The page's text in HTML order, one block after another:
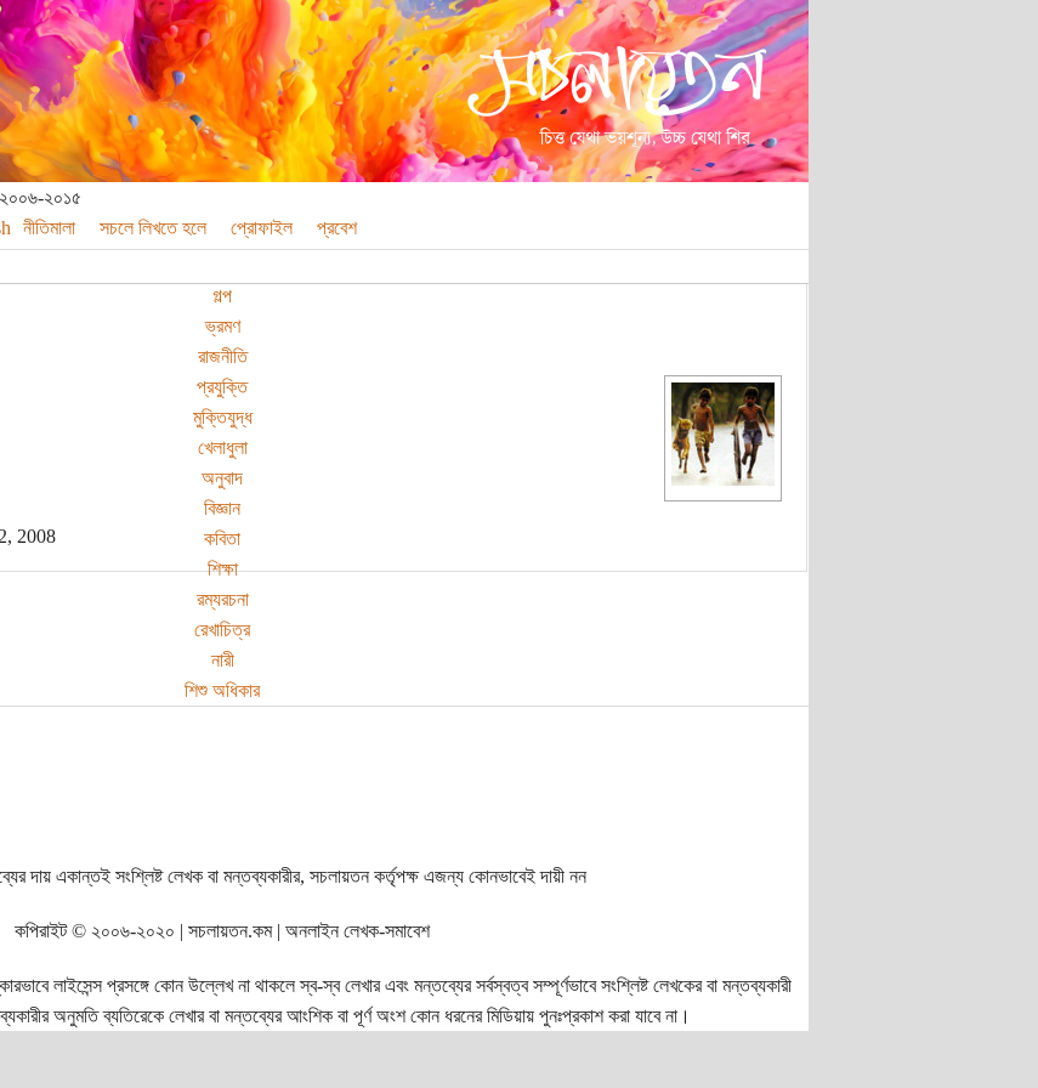
২০০৬-২০১৫
নীতিমালা সচলে লিখতে হলে প্রোফাইল প্রবেশ
গল্প
ভ্রমণ
রাজনীতি
প্রযুক্তি
মুক্তিযুদ্ধ
খেলাধুলা
অনুবাদ
বিজ্ঞান
কবিতা
শিক্ষা
রম্যরচনা
রেখাচিত্র
নারী
শিশু অধিকার
2008
দায় একান্তই সংশ্লিষ্ট লেখক বা মন্তব্যকারীর, সচলায়তন কর্তৃপক্ষ এজন্য কোনভাবেই দায়ী নন
কপিরাইট © ২০০৬-২০২০ | সচলায়তন.কম | অনলাইন লেখক-সমাবেশ
লাইসেন্স প্রসঙ্গে কোন উল্লেখ না থাকলে স্ব-স্ব লেখার এবং মন্তব্যের সর্বস্বত্ব সম্পূর্ণভাবে সংশ্লিষ্ট লেখকের বা মন্তব্যকারী
অনুমতি ব্যতিরেকে লেখার বা মন্তব্যের আংশিক বা পূর্ণ অংশ কোন ধরনের মিডিয়ায় পুনঃপ্রকাশ করা যাবে না।